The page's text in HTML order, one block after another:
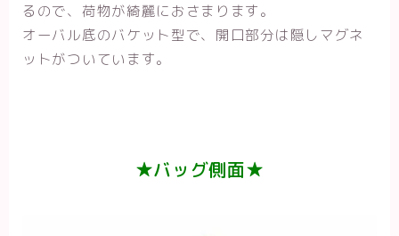
るので、荷物が綺麗におさまります。
オーバル底のバケット型で、開口部分は隠しマグネ
ットがついています。
★バッグ側面★